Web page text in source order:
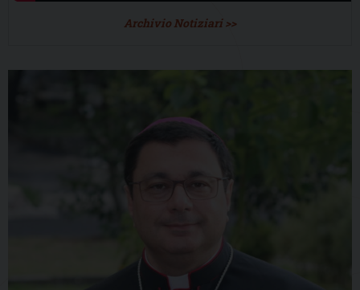
Archivio Notiziari >>